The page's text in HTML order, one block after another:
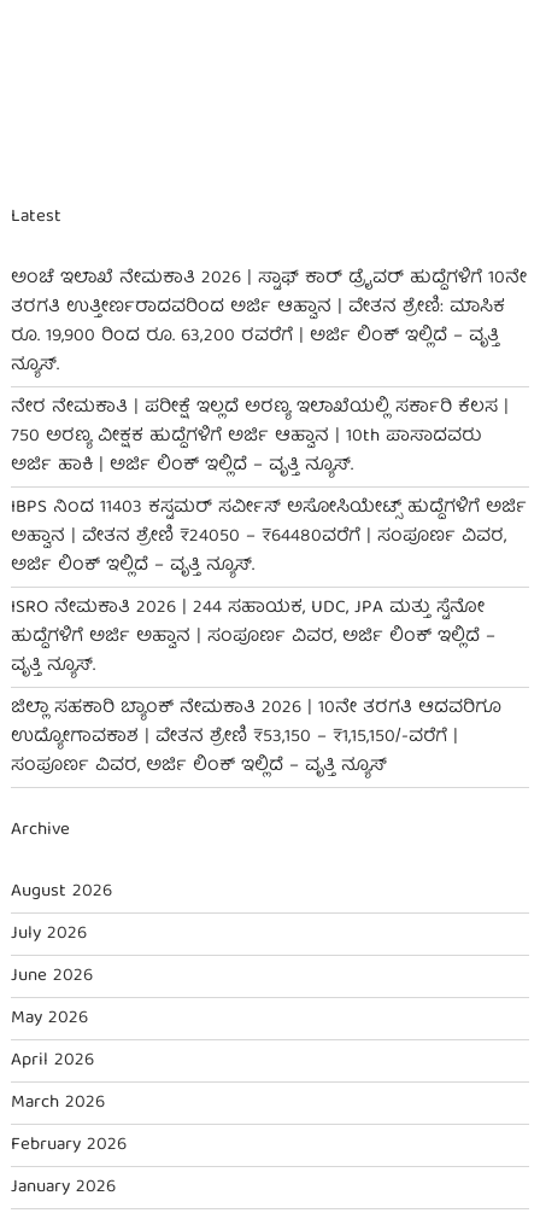
Latest
ಅಂಚೆ ಇಲಾಖೆ ನೇಮಕಾತಿ 2026 | ಸ್ಟಾಫ್ ಕಾರ್ ಡ್ರೈವರ್ ಹುದ್ದೆಗಳಿಗೆ 10ನೇ
ತರಗತಿ ಉತ್ತೀರ್ಣರಾದವರಿಂದ ಅರ್ಜಿ ಆಹ್ವಾನ | ವೇತನ ಶ್ರೇಣಿ: ಮಾಸಿಕ
ರೂ. 19,900 ರಿಂದ ರೂ. 63,200 ರವರೆಗೆ | ಅರ್ಜಿ ಲಿಂಕ್ ಇಲ್ಲಿದೆ – ವೃತ್ತಿ
ನ್ಯೂಸ್.
ನೇರ ನೇಮಕಾತಿ | ಪರೀಕ್ಷೆ ಇಲ್ಲದೆ ಅರಣ್ಯ ಇಲಾಖೆಯಲ್ಲಿ ಸರ್ಕಾರಿ ಕೆಲಸ |
750 ಅರಣ್ಯ ವೀಕ್ಷಕ ಹುದ್ದೆಗಳಿಗೆ ಅರ್ಜಿ ಆಹ್ವಾನ | 10th ಪಾಸಾದವರು
ಅರ್ಜಿ ಹಾಕಿ | ಅರ್ಜಿ ಲಿಂಕ್ ಇಲ್ಲಿದೆ – ವೃತ್ತಿ ನ್ಯೂಸ್.
IBPS ನಿಂದ 11403 ಕಸ್ಟಮರ್ ಸರ್ವೀಸ್ ಅಸೋಸಿಯೇಟ್ಸ್ ಹುದ್ದೆಗಳಿಗೆ ಅರ್ಜಿ
ಅಹ್ವಾನ | ವೇತನ ಶ್ರೇಣಿ ₹24050 – ₹64480ವರೆಗೆ | ಸಂಪೂರ್ಣ ವಿವರ,
ಅರ್ಜಿ ಲಿಂಕ್ ಇಲ್ಲಿದೆ – ವೃತ್ತಿ ನ್ಯೂಸ್.
ISRO ನೇಮಕಾತಿ 2026 | 244 ಸಹಾಯಕ, UDC, JPA ಮತ್ತು ಸ್ಟೆನೋ
ಹುದ್ದೆಗಳಿಗೆ ಅರ್ಜಿ ಅಹ್ವಾನ | ಸಂಪೂರ್ಣ ವಿವರ, ಅರ್ಜಿ ಲಿಂಕ್ ಇಲ್ಲಿದೆ –
ವೃತ್ತಿ ನ್ಯೂಸ್.
ಜಿಲ್ಲಾ ಸಹಕಾರಿ ಬ್ಯಾಂಕ್ ನೇಮಕಾತಿ 2026 | 10ನೇ ತರಗತಿ ಆದವರಿಗೂ
ಉದ್ಯೋಗಾವಕಾಶ | ವೇತನ ಶ್ರೇಣಿ ₹53,150 – ₹1,15,150/-ವರೆಗೆ |
ಸಂಪೂರ್ಣ ವಿವರ, ಅರ್ಜಿ ಲಿಂಕ್ ಇಲ್ಲಿದೆ – ವೃತ್ತಿ ನ್ಯೂಸ್
Archive
August 2026
July 2026
June 2026
May 2026
April 2026
March 2026
February 2026
January 2026